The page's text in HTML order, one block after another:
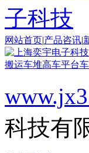
网站首页|产品咨讯|
搬运车堆高车平台车
科技有